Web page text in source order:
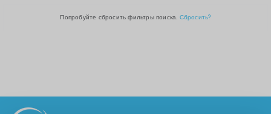
Попробуйте сбросить фильтры поиска. Сбросить?